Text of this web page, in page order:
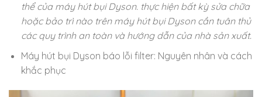
thể của máy hút bụi Dyson. thực hiện bất kỳ sửa chữa
hoặc bảo trì nào trên máy hút bụi Dyson cần tuân thủ
các quy trình an toàn và hướng dẫn của nhà sản xuất.
Máy hút bụi Dyson báo lỗi filter: Nguyên nhân và cách
khắc phục